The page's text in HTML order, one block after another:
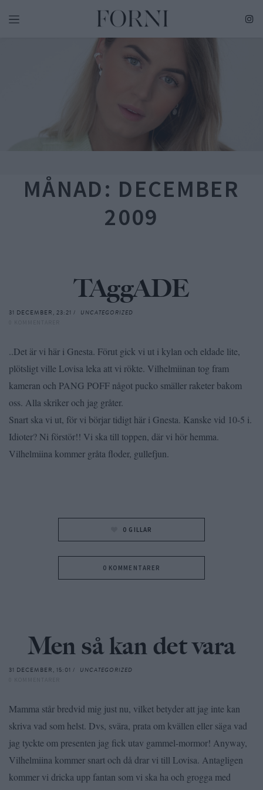
MÅNAD: DECEMBER
2009
TAggADE
31 DECEMBER, 23:21 / UNCATEGORIZED
..Det är vi här i Gnesta. Förut gick vi ut i kylan och eldade lite,
plötsligt ville Lovisa leka att vi rökte. Vilhelmiinan tog fram
kameran och PANG POFF något pucko smäller raketer bakom
oss. Alla skriker och jag gråter.
Snart ska vi ut, för vi börjar tidigt här i Gnesta. Kanske vid 10-5 i.
Idioter? Ni förstör!! Vi ska till toppen, där vi hör hemma.
Vilhelmiina kommer gråta floder, gullefjun.
0 GILLAR
0 KOMMENTARER
Men så kan det vara
31 DECEMBER, 15:01 / UNCATEGORIZED
Mamma står bredvid mig just nu, vilket betyder att jag inte kan
skriva vad som helst. Dvs, svära, prata om kvällen eller säga vad
jag tyckte om presenten jag fick utav gammel-mormor! Anyway,
Vilhelmiina kommer snart och då drar vi till Lovisa. Antagligen
kommer vi dricka upp fantan som vi ska ha och grogga med